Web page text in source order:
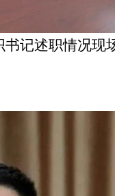
记述职情况现